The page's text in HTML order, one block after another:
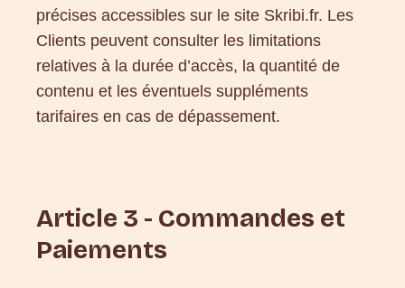
précises accessibles sur le site Skribi.fr. Les
Clients peuvent consulter les limitations
relatives à la durée d’accès, la quantité de
contenu et les éventuels suppléments
tarifaires en cas de dépassement.
Article 3 - Commandes et
Paiements